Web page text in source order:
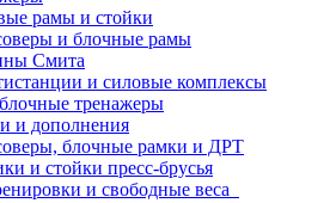
рамы и стойки
и блочные рамы
Смита
и силовые комплексы
тренажеры
и дополнения
блочные рамки и ДРТ
и стойки пресс-брусья
и свободные веса